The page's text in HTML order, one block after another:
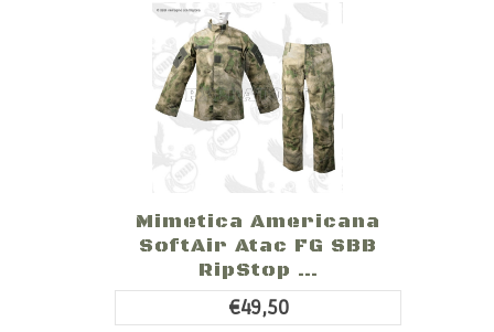
Mimetica Americana
SoftAir Atac FG SBB
RipStop ...
€49,50